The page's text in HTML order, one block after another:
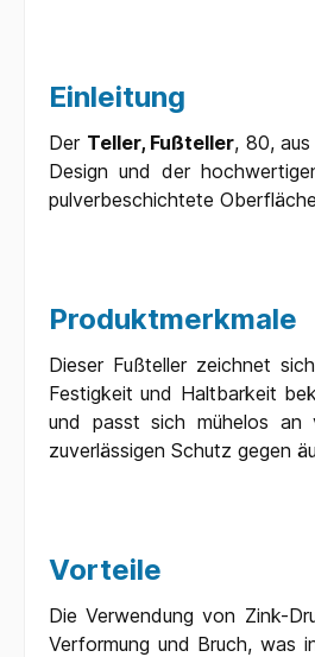
Einleitung
Der Teller, Fußteller, 80,
Design und der
pulverbeschichtete
Produktmerkmale
Dieser Fußteller zeichnet
Festigkeit und Haltbarkeit
und passt sich mühelos an
zuverlässigen Schutz gegen
Vorteile
Die Verwendung von Zink-
Verformung und Bruch, was